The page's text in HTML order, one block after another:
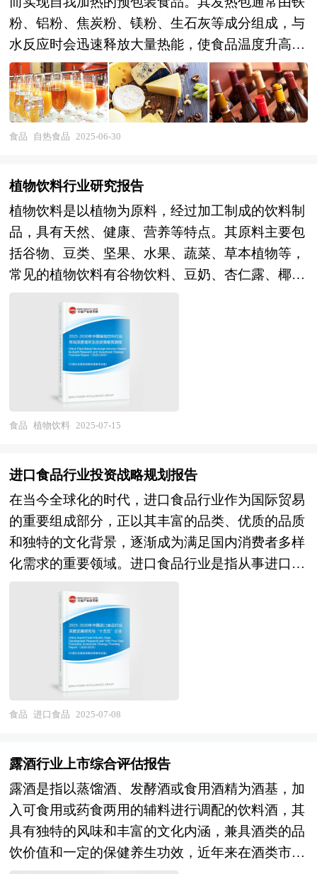
粉、铝粉、焦炭粉、镁粉、生石灰等成分组成，与
水反应时会迅速释放大量热能，使食品温度升高至
可食用状态。按产品类型可分为自热火锅、自热米
饭、自热粉、自热面、自热汤等；按消费场景可分
为家庭消费、户外消费、应急储备等。自热食品的
出现，为消费者提供了便捷、快速的饮食解决方
在从国家经济和产业发展的战略入手，分析自热食
品未来的政策走向和监管体制的发展趋势，挖掘自
热食品行业的市场潜力，基于重点细分市场领域的
深度研究，提供对产业规模、产业结构、区域结
构、市场竞争、产业盈利水平等多个角度市场变化
的生动描绘，清晰发展方向。预测未来自热食品业
务的市场前景，以帮助客户拨开政策迷雾，寻找自
热食品行业的投资商机。报告在大量的分析、预测
的基础上，研究了自热食品行业今后的发展与投资
策略，为自热食品企业在激烈的市场竞争中洞察先
机，根据市场需求及时调整经营策略，为战略投资
者选择恰当的投资时机和公司领导层做战略规划提
研究咨询报告由中研普华咨询公司领衔撰写，在大
量周密的市场调研基础上，主要依据了国家统计
局、国家商务部、国家发改委、国家经济信息中
心、国务院发展研究中心、国家海关总署、全国商
业信息中心、中国经济景气监测中心、中国行业研
及专业研究单位等公布和提供的大量资料，结合中
研普华公司对自热食品相关企业和科研单位等的实
地调查，对国内外自热食品行业的供给与需求状
况、相关行业的发展状况、市场消费变化等进行了
分析。重点研究了主要自热食品品牌的发展状况，
以及未来中国自热食品行业将面临的机遇以及企业
绍和政策趋向研判，是自热食品生产企业、科研单
位、零售企业等单位准确了解目前自热食品行业发
展动态，把握企业定位和发展方向不可多得的精
品。
食品 自热食品 2025-06-30
植物饮料行业研究报告
植物饮料是以植物为原料，经过加工制成的饮料制
品，具有天然、健康、营养等特点。其原料主要包
括谷物、豆类、坚果、水果、蔬菜、草本植物等，
常见的植物饮料有谷物饮料、豆奶、杏仁露、椰
涵盖了从传统饮品到新兴功能性饮品的多个细分领
域，随着消费者健康意识的增强和对多样化饮品需
求的提升，植物饮料的市场应用场景不断拓展，市
场需求也在持续增长。 随着居民收入水平的提高
和消费观念的转变，消费者对饮品的健康、天然、
营养属性的关注度不断提升，植物饮料因其天然、
别是具有特定保健功能的植物饮料，如富含膳食纤
费者的青睐。 植物饮料企业不断加大研发投入，
推出更多创新产品，满足消费者多样化的口味和功
能需求。例如，将多种植物原料进行组合，开发出
复合型植物饮料；添加益生菌、胶原蛋白等成分，
赋予产品更多健康价值；推出低糖、无糖、低脂等
健康配方产品。 未来，植物饮料将更加注重健康
和功能属性。消费者对健康饮品的需求将持续增
长，具有特定保健功能的植物饮料，如增强免疫
力、改善睡眠、调节肠道功能等产品，将成为市场
热点。 本研究咨询报告由中研普华咨询公司领衔
撰写，在大量周密的市场调研基础上，主要依据了
信息中心、国务院发展研究中心、国家海关总署、
全国商业信息中心、中国经济景气监测中心、中国
行业研究网、全国及海外多种相关报纸杂志的基础
信息等公布和提供的大量资料和数据，客观、多角
度地对中国植物饮料市场进行了分析研究。报告在
食品 植物饮料 2025-07-15
进口食品行业投资战略规划报告
在当今全球化的时代，进口食品行业作为国际贸易
的重要组成部分，正以其丰富的品类、优质的品质
和独特的文化背景，逐渐成为满足国内消费者多样
化需求的重要领域。进口食品行业是指从事进口食
经济活动。其产品涵盖了肉类、海鲜、乳制品、水
果、葡萄酒、休闲食品等多个品类，广泛应用于家
庭消费、餐饮服务、礼品赠送等多个场景，是提升
国内消费品质、促进国际贸易的重要产业。 未来
30年的经济社会发展将历经两个阶段：第一个阶
段，到2035年基本实现社会主义现代化；第二个阶
丽的社会主义现代化强国。作为迈进新时代的第一
会发展的新征程。“十四五”规划是迈进新时代的第
一个五年规划，是未来30年中国经济发展的新起
点。本次十九届五中全会上，不同于以往五年规划
建议单独的提出与审议，“十四五”规划的建议与
食品 进口食品 2025-07-08
露酒行业上市综合评估报告
露酒是指以蒸馏酒、发酵酒或食用酒精为酒基，加
入可食用或药食两用的辅料进行调配的饮料酒，其
具有独特的风味和丰富的文化内涵，兼具酒类的品
饮价值和一定的保健养生功效，近年来在酒类市场